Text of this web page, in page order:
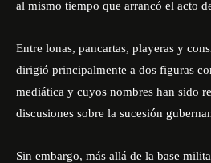
al mismo tiempo que arrancó el acto
Entre lonas, pancartas, playeras y
dirigió principalmente a dos figuras
mediática y cuyos nombres han sido
discusiones sobre la sucesión
Sin embargo, más allá de la base